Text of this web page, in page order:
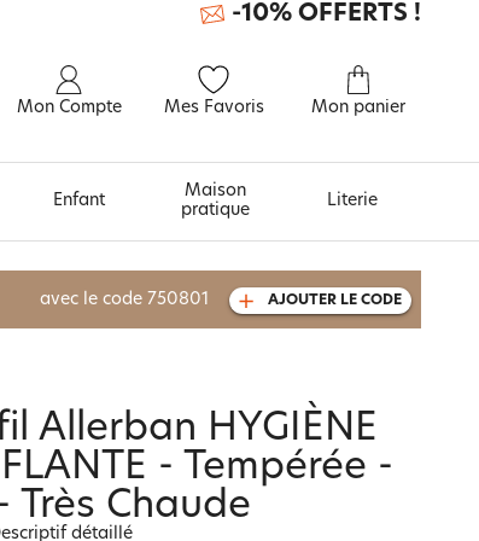
Mon Compte Mes Favoris Mon panier
-10% OFFERTS !
À découvrir aussi
Urban et arty
Enfant
Maison
pratique
Literie
avec le code 750801 AJOUTER LE CODE
Allerban HYGIÈNE
- Tempérée -
Très Chaude
détaillé